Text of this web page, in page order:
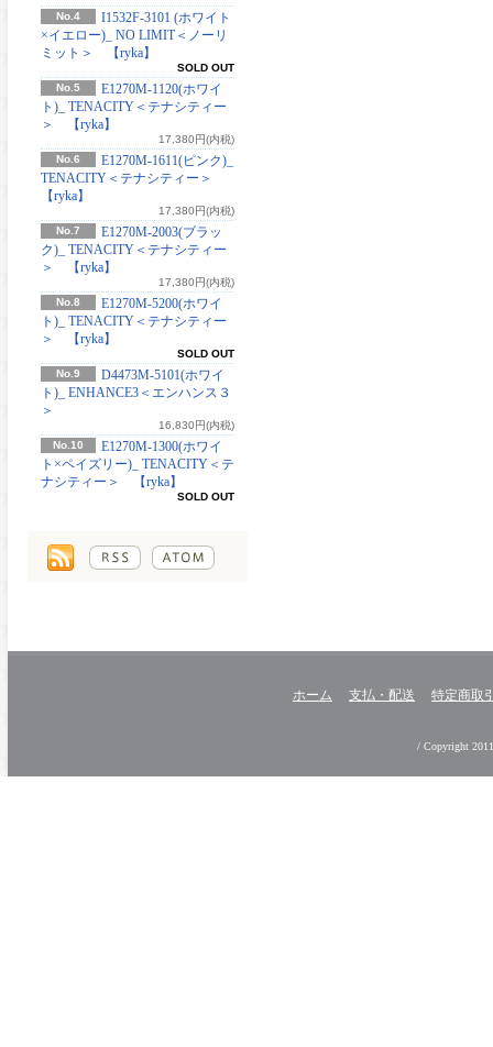
No.4
I1532F-3101 (ホワイト
×イエロー)_ NO LIMIT＜ノーリ
ミット＞ 【ryka】
SOLD OUT
No.5
E1270M-1120(ホワイ
ト)_ TENACITY＜テナシティー
＞ 【ryka】
17,380円(内税)
No.6
E1270M-1611(ピンク)_
TENACITY＜テナシティー＞
【ryka】
17,380円(内税)
No.7
E1270M-2003(ブラッ
ク)_ TENACITY＜テナシティー
＞ 【ryka】
17,380円(内税)
No.8
E1270M-5200(ホワイ
ト)_ TENACITY＜テナシティー
＞ 【ryka】
SOLD OUT
No.9
D4473M-5101(ホワイ
ト)_ ENHANCE3＜エンハンス３
＞
16,830円(内税)
No.10
E1270M-1300(ホワイ
ト×ペイズリー)_ TENACITY＜テ
ナシティー＞ 【ryka】
SOLD OUT
ホーム 支払・配送 特定商取
/ Copyright